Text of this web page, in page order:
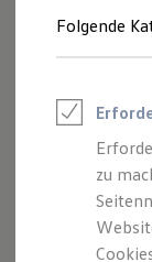
Junge
Leasing
Eine
Folgende
zu